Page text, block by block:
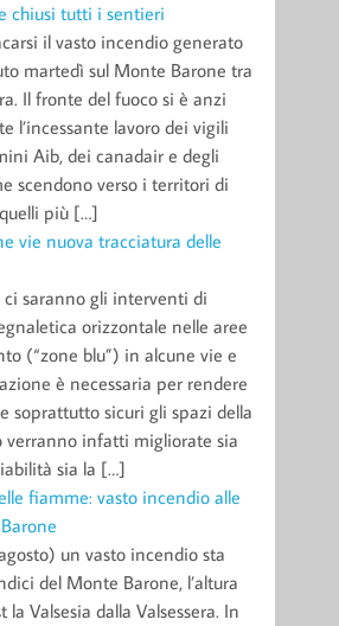
chiusi tutti i sentieri
il vasto incendio generato
martedì sul Monte Barone tra
Il fronte del fuoco si è anzi
l’incessante lavoro dei vigili
Aib, dei canadair e degli
scendono verso i territori di
più […]
vie nuova tracciatura delle
ci saranno gli interventi di
orizzontale nelle aree
(“zone blu”) in alcune vie e
è necessaria per rendere
soprattutto sicuri gli spazi della
verranno infatti migliorate sia
sia la […]
fiamme: vasto incendio alle
un vasto incendio sta
del Monte Barone, l’altura
la Valsesia dalla Valsessera. In